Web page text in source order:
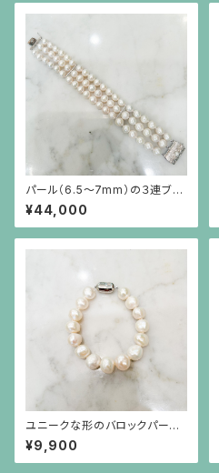
パール（6.5〜7mm）の３連ブレ
スレット
¥44,000
ユニークな形のバロックパール
のシンプルなブレスレット 19㎝
¥9,900